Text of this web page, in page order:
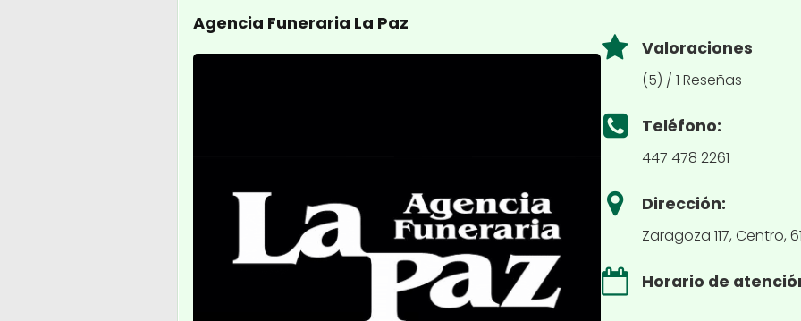
Agencia Funeraria La Paz
Valoraciones
(5) / 1 Reseñas
Teléfono:
447 478 2261
Dirección:
Zaragoza 117, Centro,
Horario de